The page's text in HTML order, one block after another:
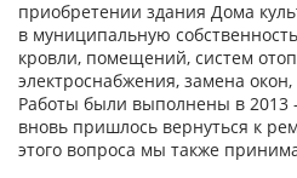
приобретении здания Дома
в муниципальную
кровли, помещений, систем
электроснабжения, замена
Работы были выполнены в 2013
вновь пришлось вернуться к
этого вопроса мы также